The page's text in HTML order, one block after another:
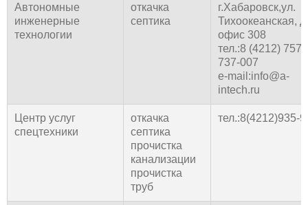
Автономные
инженерные
технологии
откачка
септика
г.Хабаровск,ул.
Тихоокеанская,
офис 308
тел.:8 (4212) 757-
737-007
e-mail:info@a-
intech.ru
Центр услуг
спецтехники
откачка
септика
прочистка
канализации
прочистка
труб
тел.:8(4212)935-